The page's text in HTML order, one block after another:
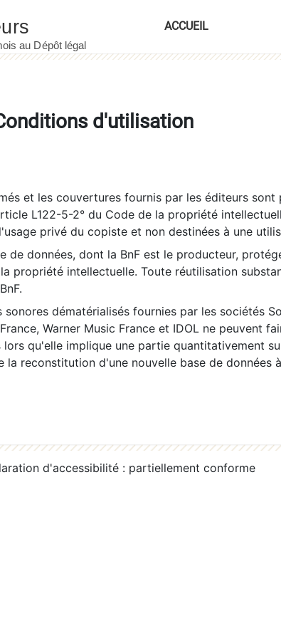
ACCUEIL
d'utilisation
et les couvertures fournis par les éditeurs
L122-5-2° du Code de la propriété
privé du copiste et non destinées à une
de données, dont la BnF est le producteur,
propriété intellectuelle. Toute réutilisation
dématérialisés fournies par les sociétés
Warner Music France et IDOL ne peuvent
qu'elle implique une partie quantitativement
reconstitution d'une nouvelle base de données
d'accessibilité : partiellement conforme